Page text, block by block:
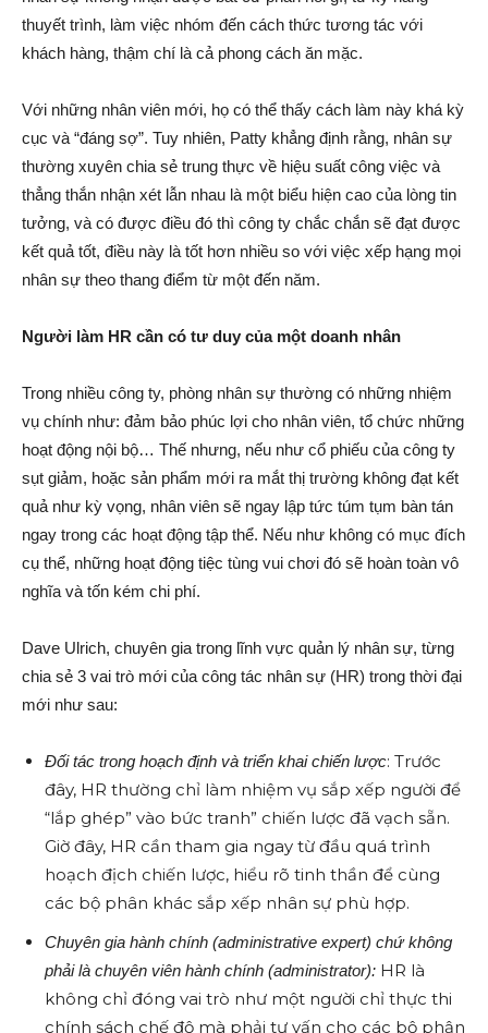
thuyết trình, làm việc nhóm đến cách thức tương tác với
khách hàng, thậm chí là cả phong cách ăn mặc.
Với những nhân viên mới, họ có thể thấy cách làm này khá kỳ
cục và “đáng sợ”. Tuy nhiên, Patty khẳng định rằng, nhân sự
thường xuyên chia sẻ trung thực về hiệu suất công việc và
thẳng thắn nhận xét lẫn nhau là một biểu hiện cao của lòng tin
tưởng, và có được điều đó thì công ty chắc chắn sẽ đạt được
kết quả tốt, điều này là tốt hơn nhiều so với việc xếp hạng mọi
nhân sự theo thang điểm từ một đến năm.
Người làm HR cần có tư duy của một doanh nhân
Trong nhiều công ty, phòng nhân sự thường có những nhiệm
vụ chính như: đảm bảo phúc lợi cho nhân viên, tổ chức những
hoạt động nội bộ… Thế nhưng, nếu như cổ phiếu của công ty
sụt giảm, hoặc sản phẩm mới ra mắt thị trường không đạt kết
quả như kỳ vọng, nhân viên sẽ ngay lập tức túm tụm bàn tán
ngay trong các hoạt động tập thể. Nếu như không có mục đích
cụ thể, những hoạt động tiệc tùng vui chơi đó sẽ hoàn toàn vô
nghĩa và tốn kém chi phí.
Dave Ulrich, chuyên gia trong lĩnh vực quản lý nhân sự, từng
chia sẻ 3 vai trò mới của công tác nhân sự (HR) trong thời đại
mới như sau:
Đối tác trong hoạch định và triển khai chiến lược: Trước
đây, HR thường chỉ làm nhiệm vụ sắp xếp người để
“lắp ghép” vào bức tranh” chiến lược đã vạch sẵn.
Giờ đây, HR cần tham gia ngay từ đầu quá trình
hoạch địch chiến lược, hiểu rõ tinh thần để cùng
các bộ phân khác sắp xếp nhân sự phù hợp.
Chuyên gia hành chính (administrative expert) chứ không
phải là chuyên viên hành chính (administrator): HR là
không chỉ đóng vai trò như một người chỉ thực thi
chính sách chế độ mà phải tư vấn cho các bộ phận